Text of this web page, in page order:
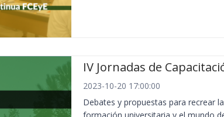
IV Jornadas de
2023-10-20 17:00:00
Debates y propuestas para recrear